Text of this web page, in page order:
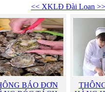
<< XKLĐ Đài Loan >>
BÁO ĐƠN